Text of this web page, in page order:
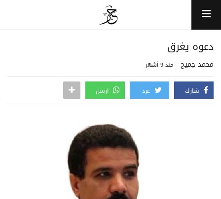
دعوه يغرق
محمد جميح منذ 9 أشهر
شارك غرد ارسل